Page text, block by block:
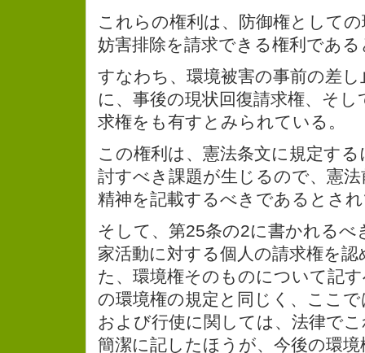
これらの権利は、防御権として
妨害排除を請求できる権利であ
すなわち、環境被害の事前の差
に、事後の現状回復請求権、そ
求権をも有すとみられている。
この権利は、憲法条文に規定す
討すべき課題が生じるので、憲
精神を記載するべきであるとさ
そして、第25条の2に書かれるべ
家活動に対する個人の請求権を
た、環境権そのものについて記
の環境権の規定と同じく、ここ
および行使に関しては、法律で
簡潔に記したほうが、今後の環